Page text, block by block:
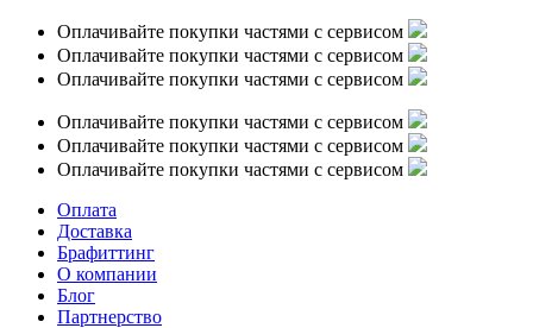
Оплачивайте покупки частями с сервисом
Оплачивайте покупки частями с сервисом
Оплачивайте покупки частями с сервисом
Оплачивайте покупки частями с сервисом
Оплачивайте покупки частями с сервисом
Оплачивайте покупки частями с сервисом
Оплата
Доставка
Брафиттинг
О компании
Блог
Партнерство